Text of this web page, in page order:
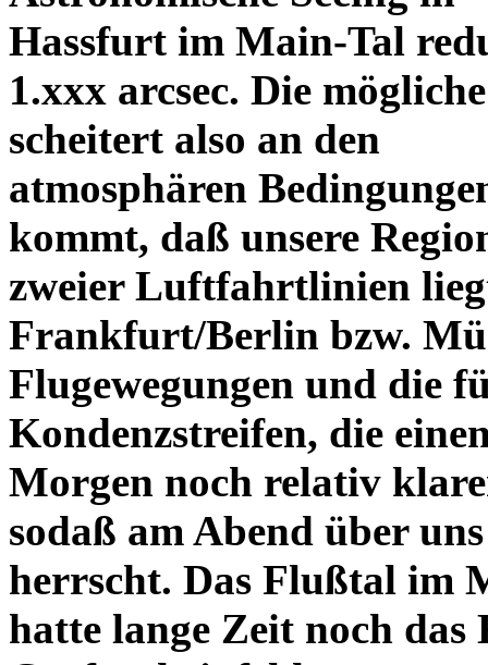
Hassfurt im Main-Tal
1.xxx arcsec. Die
scheitert also an den
atmosphären
kommt, daß unsere
zweier Luftfahrtlinien
Frankfurt/Berlin bzw.
Flugewegungen und die
Kondenzstreifen, die
Morgen noch relativ
sodaß am Abend über
herrscht. Das Flußtal im
hatte lange Zeit noch